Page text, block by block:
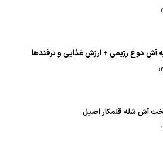
آش دوغ رژیمی + ارزش غذایی و ترفندها
آش شله قلمکار اصیل